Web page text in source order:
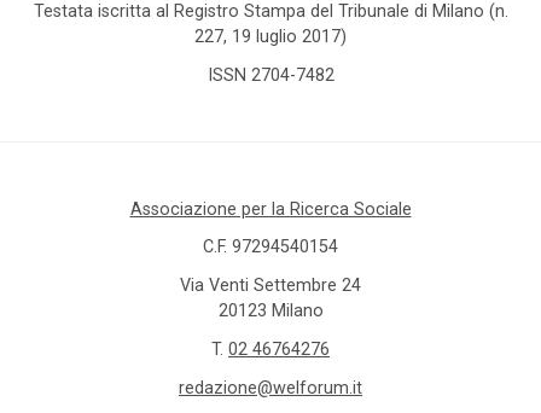
Testata iscritta al Registro Stampa del Tribunale di Milano (n.
227, 19 luglio 2017)
ISSN 2704-7482
Associazione per la Ricerca Sociale
C.F. 97294540154
Via Venti Settembre 24
20123 Milano
T. 02 46764276
redazione@welforum.it